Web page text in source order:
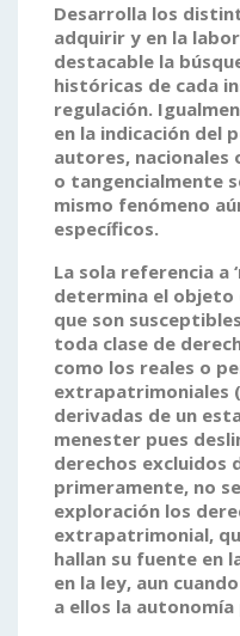
Desarrolla los
adquirir y en la
destacable la
históricas de cada
regulación.
en la indicación del
autores,
o tangencialmente
mismo fenómeno
específicos.
La sola referencia a
determina el objeto
que son
toda clase de
como los reales o
extrapatrimoniales
derivadas de un
menester pues
derechos excluidos
primeramente, no
exploración los
extrapatrimonial,
hallan su fuente en
en la ley, aun
a ellos la autonomía